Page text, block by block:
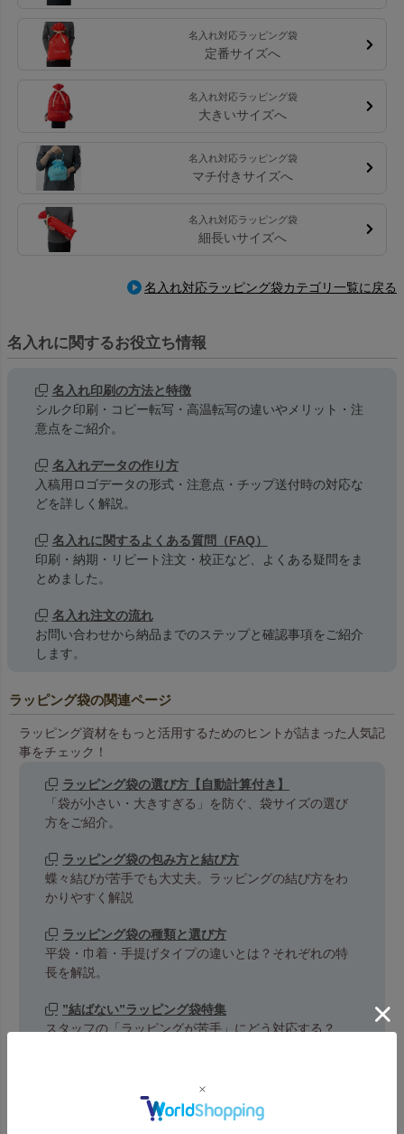
名入れ対応ラッピング袋
定番サイズへ
名入れ対応ラッピング袋
大きいサイズへ
名入れ対応ラッピング袋
マチ付きサイズへ
名入れ対応ラッピング袋
細長いサイズへ
名入れ対応ラッピング袋カテゴリ一覧に戻る
名入れに関するお役立ち情報
名入れ印刷の方法と特徴
シルク印刷・コピー転写・高温転写の違いやメリット・注
意点をご紹介。
名入れデータの作り方
入稿用ロゴデータの形式・注意点・チップ送付時の対応な
どを詳しく解説。
名入れに関するよくある質問（FAQ）
印刷・納期・リピート注文・校正など、よくある疑問をま
とめました。
名入れ注文の流れ
お問い合わせから納品までのステップと確認事項をご紹介
します。
ラッピング袋の関連ページ
ラッピング資材をもっと活用するためのヒントが詰まった人気記
事をチェック！
ラッピング袋の選び方【自動計算付き】
「袋が小さい・大きすぎる」を防ぐ、袋サイズの選び
方をご紹介。
ラッピング袋の包み方と結び方
蝶々結びが苦手でも大丈夫。ラッピングの結び方をわ
かりやすく解説
ラッピング袋の種類と選び方
平袋・巾着・手提げタイプの違いとは？それぞれの特
長を解説。
”結ばない”ラッピング袋特集
スタッフの「ラッピングが苦手」にどう対応する？